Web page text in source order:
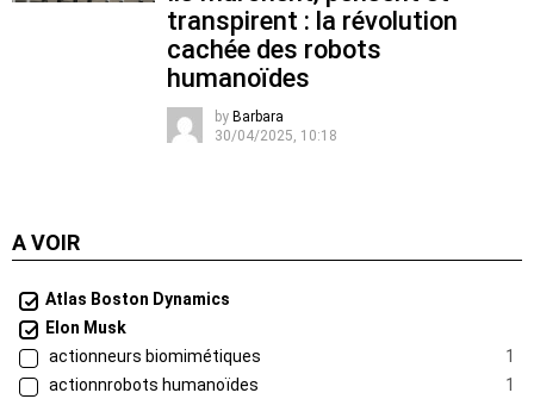
transpirent : la révolution
cachée des robots
humanoïdes
by Barbara
30/04/2025, 10:18
A VOIR
Atlas Boston Dynamics
Elon Musk
actionneurs biomimétiques
1
actionnrobots humanoïdes
1